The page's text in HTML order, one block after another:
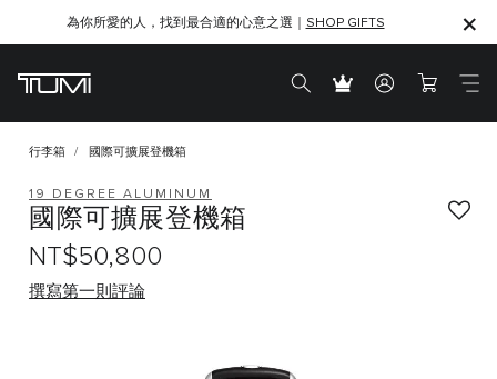
SHOP GIFTS
為你所愛的人，找到最合適的心意之選｜ SHOP GIFTS
行李箱 國際可擴展登機箱
19 DEGREE ALUMINUM
國際可擴展登機箱
NT$50,800
撰寫第一則評論